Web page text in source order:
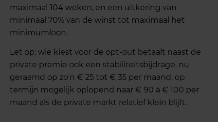
maximaal 104 weken, en een uitkering van
minimaal 70% van de winst tot maximaal het
minimumloon.
Let op: wie kiest voor de opt-out betaalt naast de
private premie ook een stabiliteitsbijdrage, nu
geraamd op zo’n € 25 tot € 35 per maand, op
termijn mogelijk oplopend naar € 90 à € 100 per
maand als de private markt relatief klein blijft.